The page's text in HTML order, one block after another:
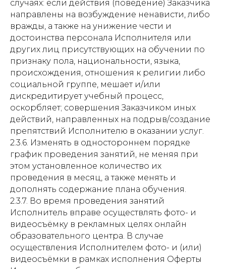
случаях: если действия (поведение) Заказчика
направлены на возбуждение ненависти, либо
вражды, а также на унижение чести и
достоинства персонала Исполнителя или
других лиц присутствующих на обучении по
признаку пола, национальности, языка,
происхождения, отношения к религии либо
социальной группе, мешает и/или
дискредитирует учебный процесс,
оскорбляет; совершения Заказчиком иных
действий, направленных на подрыв/создание
препятствий Исполнителю в оказании услуг.
2.3.6. Изменять в одностороннем порядке
график проведения занятий, не меняя при
этом установленное количество их
проведения в месяц, а также менять и
дополнять содержание плана обучения.
2.3.7. Во время проведения занятий
Исполнитель вправе осуществлять фото- и
видеосъёмку в рекламных целях онлайн
образовательного центра. В случае
осуществления Исполнителем фото- и (или)
видеосъёмки в рамках исполнения Оферты